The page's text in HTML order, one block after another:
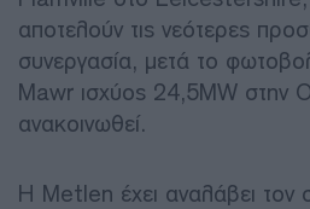
αποτελούν τις νεότερες
συνεργασία, μετά το
Mawr ισχύος 24,5MW στην
ανακοινωθεί.
Η Metlen έχει αναλάβει τον